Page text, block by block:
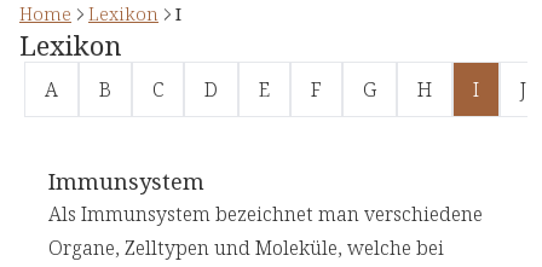
Home Lexikon I
Lexikon
A B C D E F G H I J
Immunsystem
Als Immunsystem bezeichnet man verschiedene
Organe, Zelltypen und Moleküle, welche bei